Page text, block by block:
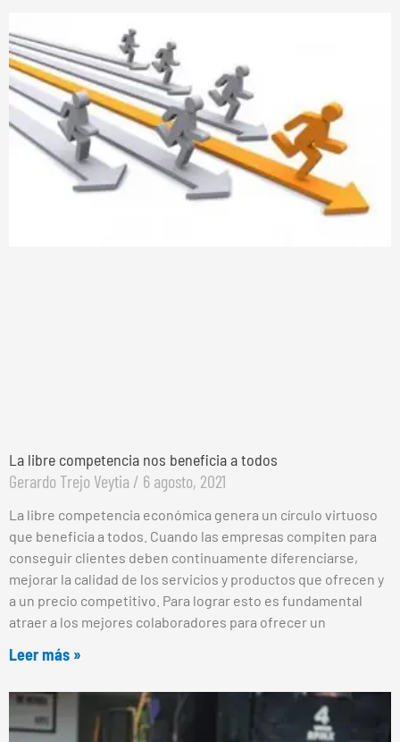
La libre competencia nos beneficia a todos
Gerardo Trejo Veytia 6 agosto, 2021
La libre competencia económica genera un círculo virtuoso
que beneficia a todos. Cuando las empresas compiten para
conseguir clientes deben continuamente diferenciarse,
mejorar la calidad de los servicios y productos que ofrecen y
a un precio competitivo. Para lograr esto es fundamental
atraer a los mejores colaboradores para ofrecer un
Leer más »